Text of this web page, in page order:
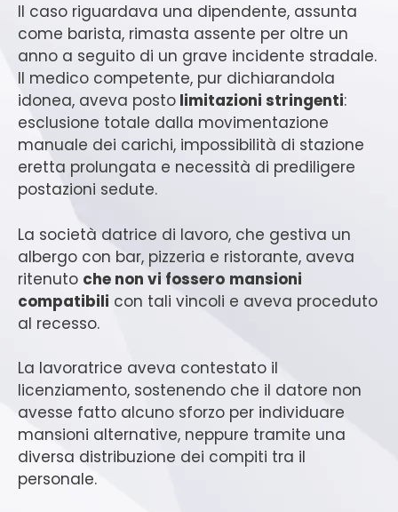
Il caso riguardava una dipendente, assunta
come barista, rimasta assente per oltre un
anno a seguito di un grave incidente stradale.
Il medico competente, pur dichiarandola
idonea, aveva posto limitazioni stringenti:
esclusione totale dalla movimentazione
manuale dei carichi, impossibilità di stazione
eretta prolungata e necessità di prediligere
postazioni sedute.
La società datrice di lavoro, che gestiva un
albergo con bar, pizzeria e ristorante, aveva
ritenuto che non vi fossero mansioni
compatibili con tali vincoli e aveva proceduto
al recesso.
La lavoratrice aveva contestato il
licenziamento, sostenendo che il datore non
avesse fatto alcuno sforzo per individuare
mansioni alternative, neppure tramite una
diversa distribuzione dei compiti tra il
personale.